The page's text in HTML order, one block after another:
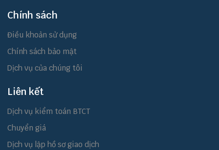
Chính sách
Điều khoản sử dụng
Chính sách bảo mật
Dịch vụ của chúng tôi
Liên kết
Dịch vụ kiểm toán BTCT
Chuyển giá
Dịch vụ lập hồ sơ giao dịch